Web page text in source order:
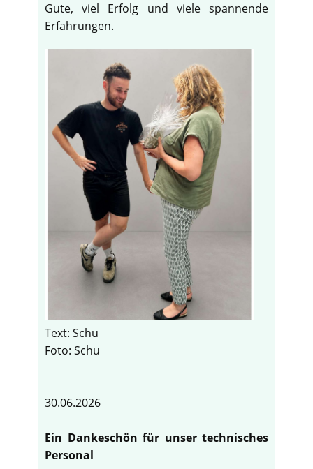
Gute, viel Erfolg und viele spannende
Erfahrungen.
Text: Schu
Foto: Schu
30.06.2026
Ein Dankeschön für unser technisches
Personal